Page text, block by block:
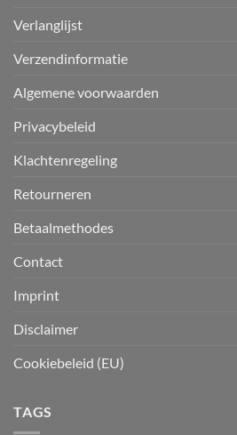
Verlanglijst
Verzendinformatie
Algemene voorwaarden
Privacybeleid
Klachtenregeling
Retourneren
Betaalmethodes
Contact
Imprint
Disclaimer
Cookiebeleid (EU)
TAGS